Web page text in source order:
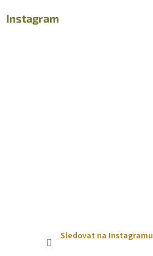
Instagram
Sledovat na Instagramu